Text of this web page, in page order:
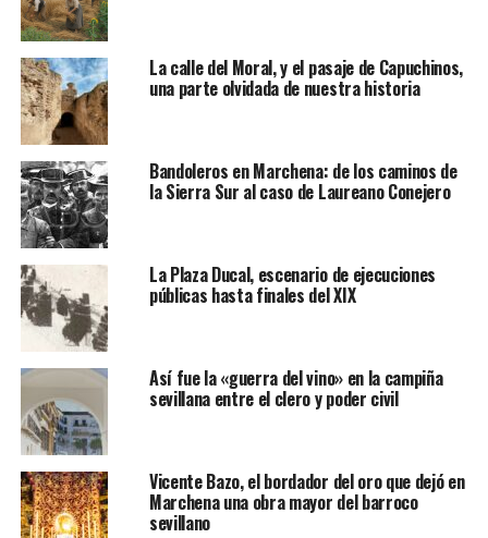
La calle del Moral, y el pasaje de Capuchinos,
una parte olvidada de nuestra historia
Bandoleros en Marchena: de los caminos de
la Sierra Sur al caso de Laureano Conejero
La Plaza Ducal, escenario de ejecuciones
públicas hasta finales del XIX
Así fue la «guerra del vino» en la campiña
sevillana entre el clero y poder civil
Vicente Bazo, el bordador del oro que dejó en
Marchena una obra mayor del barroco
sevillano